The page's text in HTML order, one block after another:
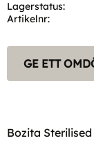
Lagerstatus
Artikelnr
GE ETT
Bozita